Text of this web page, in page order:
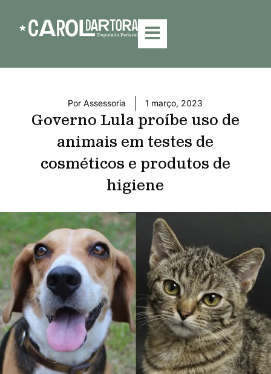
Por Assessoria 1 março, 2023
Governo Lula proíbe uso de
animais em testes de
cosméticos e produtos de
higiene